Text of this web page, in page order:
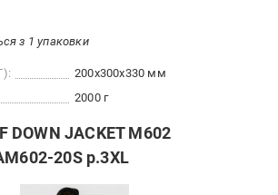
з 1 упаковки
200x300x330 мм
2000 г
DOWN JACKET M602
20S р.3XL